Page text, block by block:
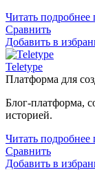
Читать подробнее
Сравнить
Добавить в
Teletype
Платформа для
Блог-платформа,
историей.
Читать подробнее
Сравнить
Добавить в